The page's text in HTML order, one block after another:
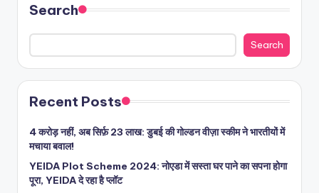
Search
Search
Recent Posts
4 करोड़ नहीं, अब सिर्फ़ 23 लाख: डुबई की गोल्डन वीज़ा स्कीम ने भारतीयों में
मचाया बवाल!
YEIDA Plot Scheme 2024: नोएडा में सस्ता घर पाने का सपना होगा
पूरा, YEIDA दे रहा है प्लॉट